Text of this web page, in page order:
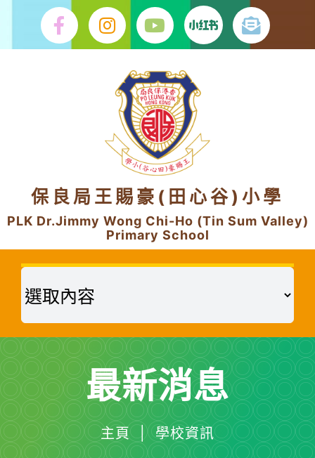
content
保良局王賜豪(田心谷)小學
PLK Dr.Jimmy Wong Chi-Ho (Tin Sum Valley)
Primary School
最新消息
主頁 | 學校資訊